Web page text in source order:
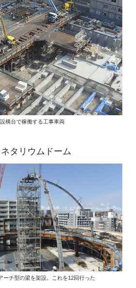
構台で稼働する工事車両
タリウムドーム
ーチ型の梁を架設。これを12回行った